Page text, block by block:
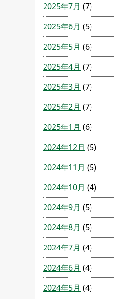
2025年7月 (7)
2025年6月 (5)
2025年5月 (6)
2025年4月 (7)
2025年3月 (7)
2025年2月 (7)
2025年1月 (6)
2024年12月 (5)
2024年11月 (5)
2024年10月 (4)
2024年9月 (5)
2024年8月 (5)
2024年7月 (4)
2024年6月 (4)
2024年5月 (4)